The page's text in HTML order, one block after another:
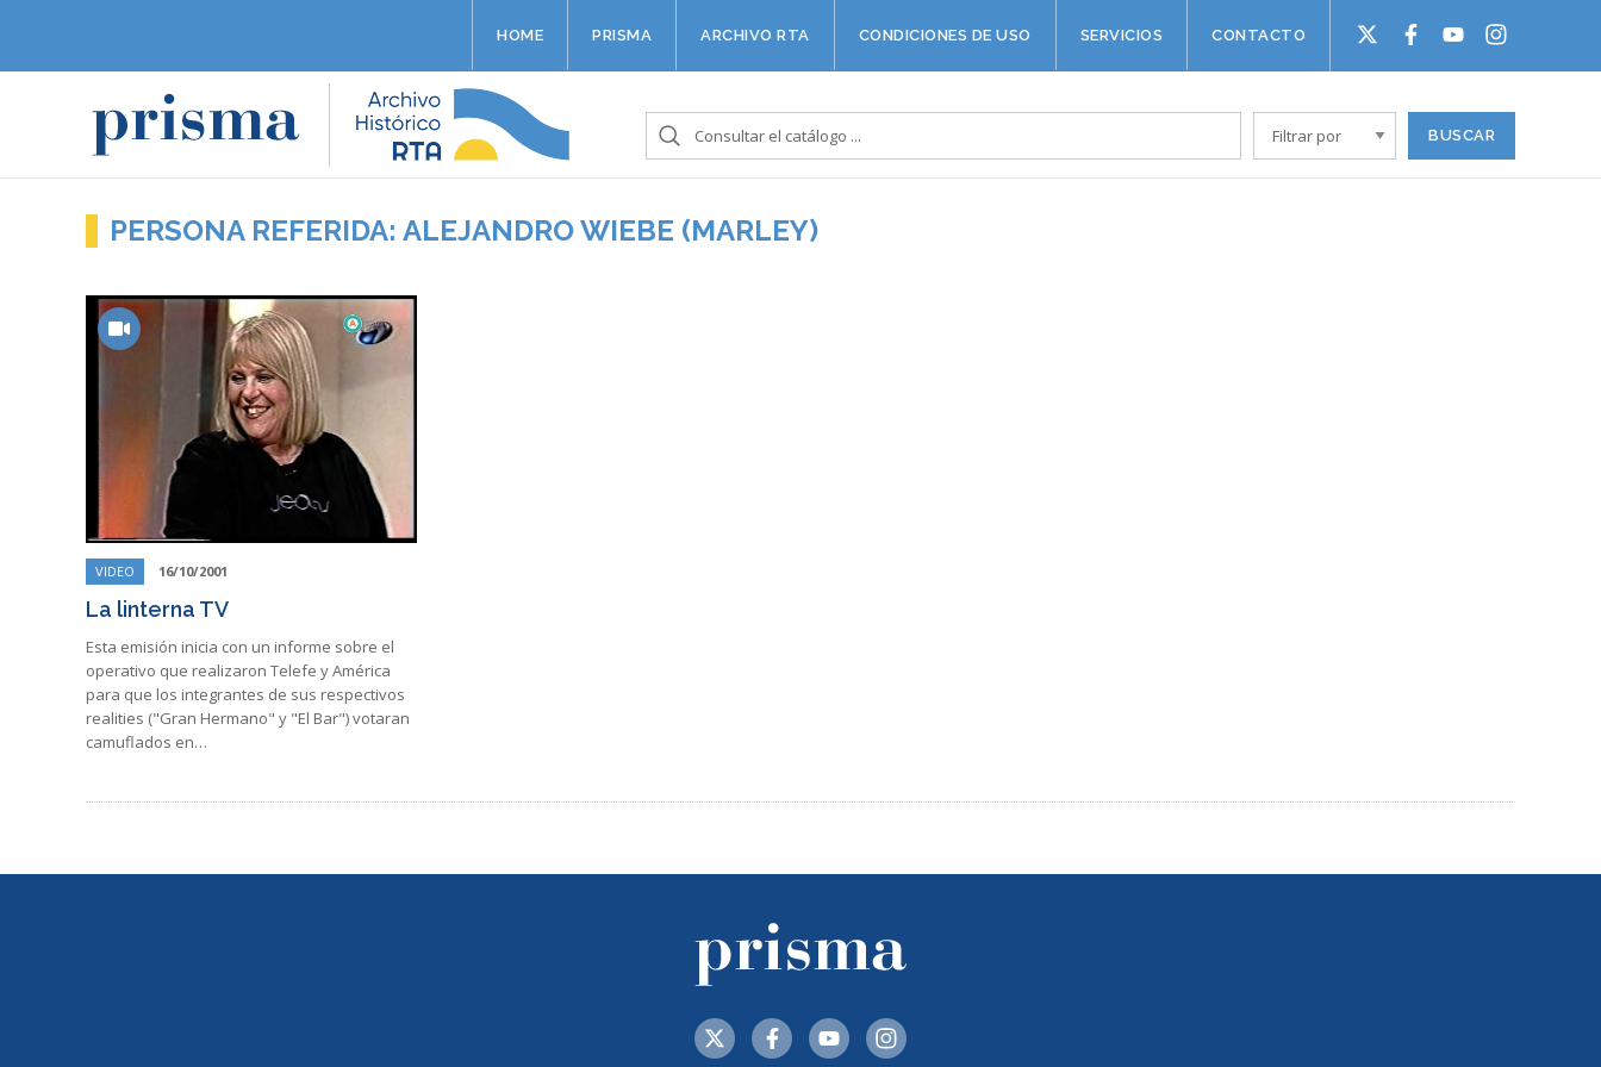
HOME PRISMA ARCHIVO RTA CONDICIONES DE USO SERVICIOS CONTACTO
PERSONA REFERIDA: ALEJANDRO WIEBE (MARLEY)
VIDEO 16/10/2001
La linterna TV
Esta emisión inicia con un informe sobre el
operativo que realizaron Telefe y América
para que los integrantes de sus respectivos
realities ("Gran Hermano" y "El Bar") votaran
camuflados en…